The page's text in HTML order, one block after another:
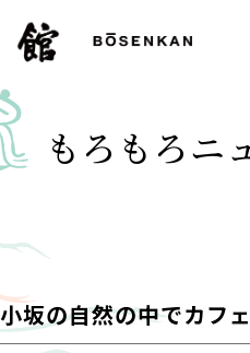
もろもろニ
小坂の自然の中でカフ